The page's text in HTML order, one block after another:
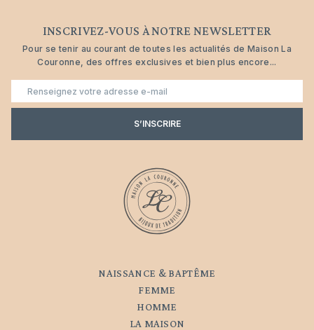
INSCRIVEZ-VOUS À NOTRE NEWSLETTER
Pour se tenir au courant de toutes les actualités de Maison La
Couronne, des offres exclusives et bien plus encore...
E-
S’INSCRIRE
NAISSANCE & BAPTÊME
FEMME
HOMME
LA MAISON